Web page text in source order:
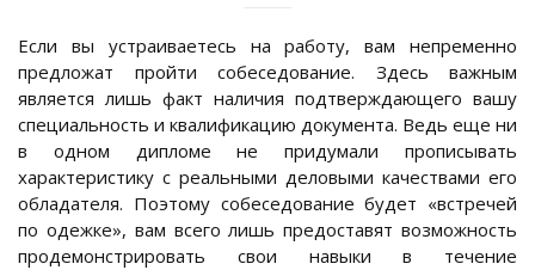
Если вы устраиваетесь на работу, вам непременно
предложат пройти собеседование. Здесь важным
является лишь факт наличия подтверждающего вашу
специальность и квалификацию документа. Ведь еще ни
в одном дипломе не придумали прописывать
характеристику с реальными деловыми качествами его
обладателя. Поэтому собеседование будет «встречей
по одежке», вам всего лишь предоставят возможность
продемонстрировать свои навыки в течение